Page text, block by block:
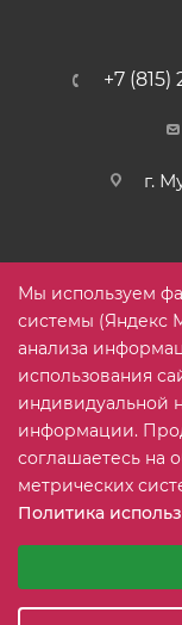
+7
г.
2005-2026 ©
дорогой
Мы используем
системы (Яндекс
анализа
использования
индивидуальной
информации.
соглашаетесь на
метрических
Политика
Аналитические/